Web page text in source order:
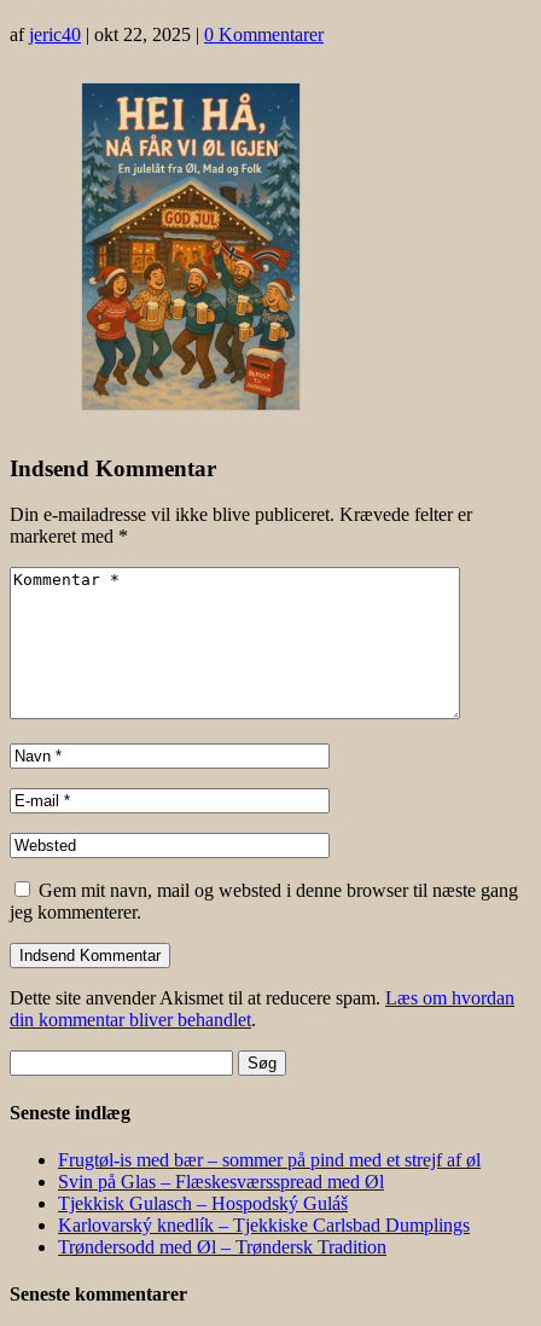
afjeric40 | okt 22, 2025 | 0 Kommentarer
Indsend Kommentar
Din e-mailadresse vil ikke blive publiceret. Krævede felter er
markeret med *
Gem mit navn, mail og websted i denne browser til næste gang
jeg kommenterer.
Dette site anvender Akismet til at reducere spam. Læs om hvordan
din kommentar bliver behandlet.
efter:
Seneste indlæg
Frugtøl-is med bær – sommer på pind med et strejf af øl
Svin på Glas – Flæskesværsspread med Øl
Tjekkisk Gulasch – Hospodský Guláš
Karlovarský knedlík – Tjekkiske Carlsbad Dumplings
Trøndersodd med Øl – Trøndersk Tradition
Seneste kommentarer